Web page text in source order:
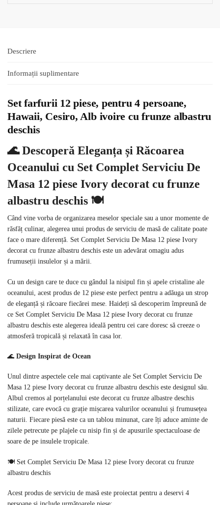
Descriere
Informații suplimentare
Set farfurii 12 piese, pentru 4 persoane,
Hawaii, Cesiro, Alb ivoire cu frunze albastru
deschis
🌊Descoperă Eleganța și Răcoarea
Oceanului cu Set Complet Serviciu De
Masa 12 piese Ivory decorat cu frunze
albastru deschis 🍽️
Când vine vorba de organizarea meselor speciale sau a unor momente de
răsfăț culinar, alegerea unui produs de serviciu de masă de calitate poate
face o mare diferență. Set Complet Serviciu De Masa 12 piese Ivory
decorat cu frunze albastru deschis este un adevărat omagiu adus
frumuseții insulelor și a mării.
Cu un design care te duce cu gândul la nisipul fin și apele cristaline ale
oceanului, acest produs de 12 piese este perfect pentru a adăuga un strop
de eleganță și răcoare fiecărei mese. Haideți să descoperim împreună de
ce Set Complet Serviciu De Masa 12 piese Ivory decorat cu frunze
albastru deschis este alegerea ideală pentru cei care doresc să creeze o
atmosferă tropicală și relaxată în casa lor.
🌊 Design Inspirat de Ocean
Unul dintre aspectele cele mai captivante ale Set Complet Serviciu De
Masa 12 piese Ivory decorat cu frunze albastru deschis este designul său.
Albul cremos al porțelanului este decorat cu frunze albastre deschis
stilizate, care evocă cu grație mișcarea valurilor oceanului și frumusețea
naturii. Fiecare piesă este ca un tablou minunat, care îți aduce aminte de
zilele petrecute pe plajele cu nisip fin și de apusurile spectaculoase de
soare de pe insulele tropicale.
🍽️ Set Complet Serviciu De Masa 12 piese Ivory decorat cu frunze
albastru deschis
Acest produs de serviciu de masă este proiectat pentru a deservi 4